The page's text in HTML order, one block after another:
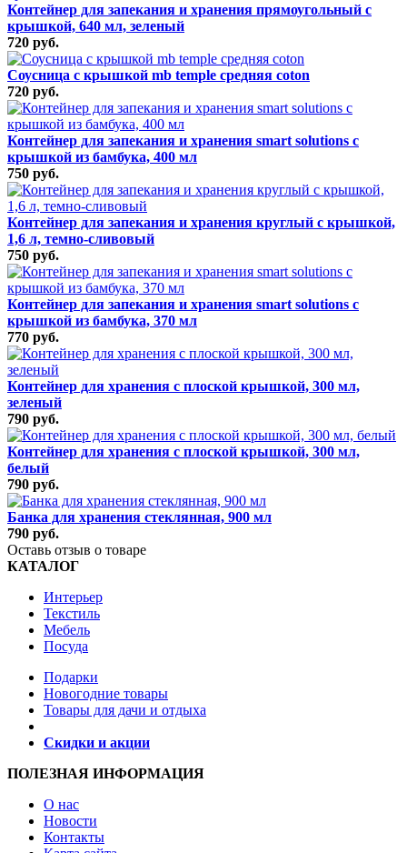
Контейнер для запекания и хранения прямоугольный с
крышкой, 640 мл, зеленый
720 руб.
Соусница с крышкой mb temple средняя coton
720 руб.
Контейнер для запекания и хранения smart solutions с
крышкой из бамбука, 400 мл
750 руб.
Контейнер для запекания и хранения круглый с крышкой,
1,6 л, темно-сливовый
750 руб.
Контейнер для запекания и хранения smart solutions с
крышкой из бамбука, 370 мл
770 руб.
Контейнер для хранения с плоской крышкой, 300 мл,
зеленый
790 руб.
Контейнер для хранения с плоской крышкой, 300 мл,
белый
790 руб.
Банка для хранения стеклянная, 900 мл
790 руб.
Оставь отзыв о товаре
КАТАЛОГ
Интерьер
Текстиль
Мебель
Посуда
Подарки
Новогодние товары
Товары для дачи и отдыха
Скидки и акции
ПОЛЕЗНАЯ ИНФОРМАЦИЯ
О нас
Новости
Контакты